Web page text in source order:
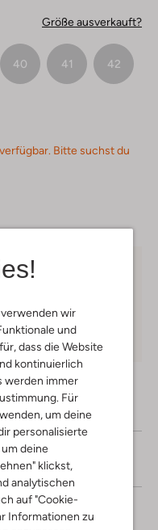
wir
und
dass die Website
kontinuierlich
werden immer
Für
um deine
personalisierte
deine
klickst,
analytischen
auf "Cookie-
Informationen zu
Größe ausverkauft?
40 41 42
Bitte suchst du
Club-Omoda
Rückgaberecht